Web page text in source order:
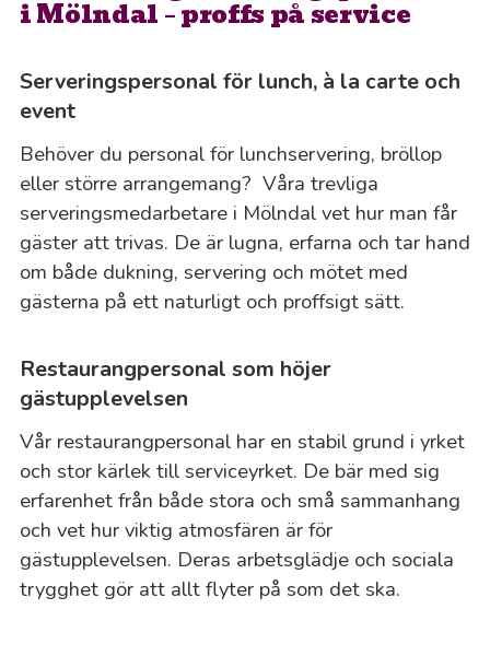
i Mölndal – proffs på service
Serveringspersonal för lunch, à la carte och
event
Behöver du personal för lunchservering, bröllop
eller större arrangemang? Våra trevliga
serveringsmedarbetare i Mölndal vet hur man får
gäster att trivas. De är lugna, erfarna och tar hand
om både dukning, servering och mötet med
gästerna på ett naturligt och proffsigt sätt.
Restaurangpersonal som höjer
gästupplevelsen
Vår restaurangpersonal har en stabil grund i yrket
och stor kärlek till serviceyrket. De bär med sig
erfarenhet från både stora och små sammanhang
och vet hur viktig atmosfären är för
gästupplevelsen. Deras arbetsglädje och sociala
trygghet gör att allt flyter på som det ska.